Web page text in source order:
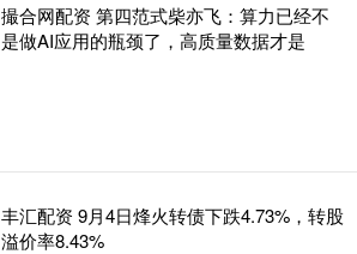
撮合网配资 第四范式柴亦飞：算力已经不
是做AI应用的瓶颈了，高质量数据才是
丰汇配资 9月4日烽火转债下跌4.73%，转股
溢价率8.43%